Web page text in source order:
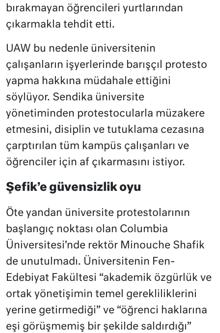
bırakmayan öğrencileri yurtlarından
çıkarmakla tehdit etti.
UAW bu nedenle üniversitenin
çalışanların işyerlerinde barışçıl protesto
yapma hakkına müdahale ettiğini
söylüyor. Sendika üniversite
yönetiminden protestocularla müzakere
etmesini, disiplin ve tutuklama cezasına
çarptırılan tüm kampüs çalışanları ve
öğrenciler için af çıkarmasını istiyor.
Şefik’e güvensizlik oyu
Öte yandan üniversite protestolarının
başlangıç noktası olan Columbia
Üniversitesi’nde rektör Minouche Shafik
de unutulmadı. Üniversitenin Fen-
Edebiyat Fakültesi “akademik özgürlük ve
ortak yönetişimin temel gerekliliklerini
yerine getirmediği” ve “öğrenci haklarına
eşi görüşmemiş bir şekilde saldırdığı”